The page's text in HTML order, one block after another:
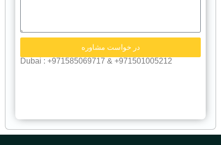
در خواست مشاوره
971501005212+ & 971585069717+ : Dubai